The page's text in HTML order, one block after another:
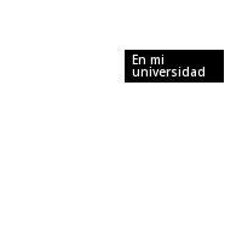
En mi
universidad